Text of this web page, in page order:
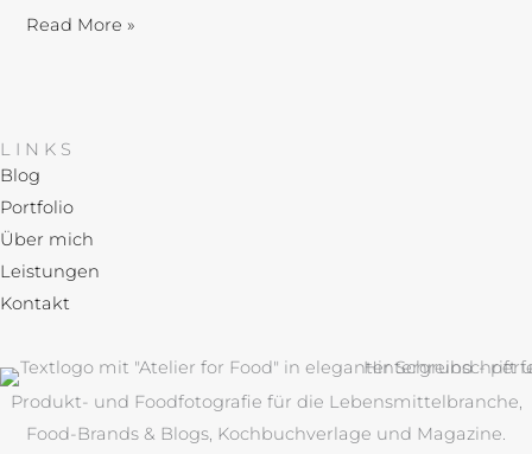
Read More »
LINKS
Blog
Portfolio
Über mich
Leistungen
Kontakt
Produkt- und Foodfotografie für die Lebensmittelbranche,
Food-Brands & Blogs, Kochbuchverlage und Magazine.